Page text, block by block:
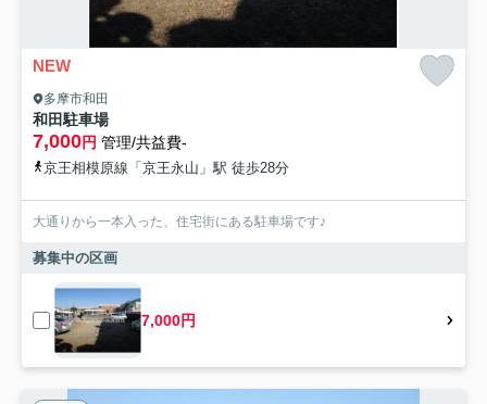
NEW
多摩市和田
和田駐車場
7,000円 管理/共益費-
京王相模原線「京王永山」駅 徒歩28分
大通りから一本入った、住宅街にある駐車場です♪
募集中の区画
7,000円